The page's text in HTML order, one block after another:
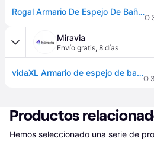
Rogal Armario De Espejo De Baño Aglomerado Blanco 80x20,5x64 Cm Rogal
O
Miravia
Envío gratis, 8 días
vidaXL Armario de espejo de baño madera contrachapada 80x20,5x64 cm
O
Productos
Hemos seleccionado una serie de